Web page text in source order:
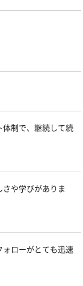
体制で、継続して続
さや学びがありま
ォローがとても迅速